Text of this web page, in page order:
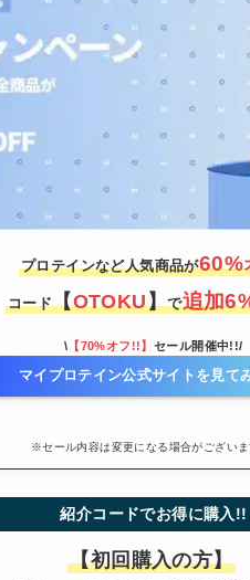
プロテインなど人気商品が60%
コード【OTOKU】で追加
\ 【70%オフ!!】 セール開催中!!/
マイプロテイン公式サイトを見て
※セール内容は変更になる場合がございま
紹介コードでお得に購入!!
【初回購入の方】